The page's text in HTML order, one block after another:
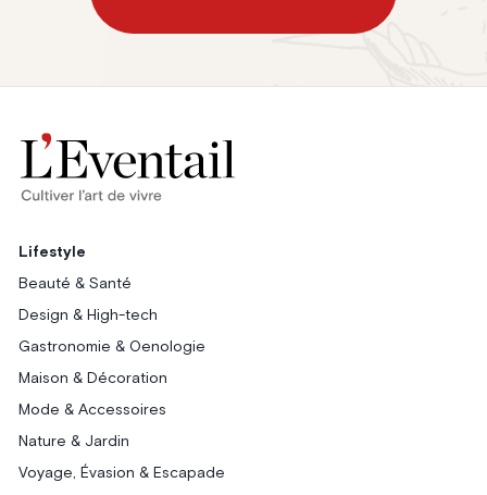
Lifestyle
Beauté & Santé
Design & High-tech
Gastronomie & Oenologie
Maison & Décoration
Mode & Accessoires
Nature & Jardin
Voyage, Évasion & Escapade